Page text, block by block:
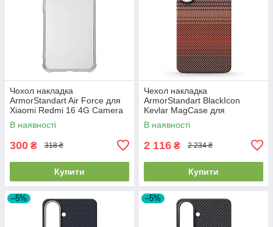
Чохол накладка
ArmorStandart Air Force для
Xiaomi Redmi 16 4G Camera
cover Clear (ARM90951)
В наявності
300 ₴ 318 ₴
Купити
Чехол накладка
ArmorStandart BlackIcon
Kevlar MagCase для
Samsung S26 Sunset
(ARM90156)
В наявності
2 116 ₴ 2 234 ₴
Купити
–5% –5%